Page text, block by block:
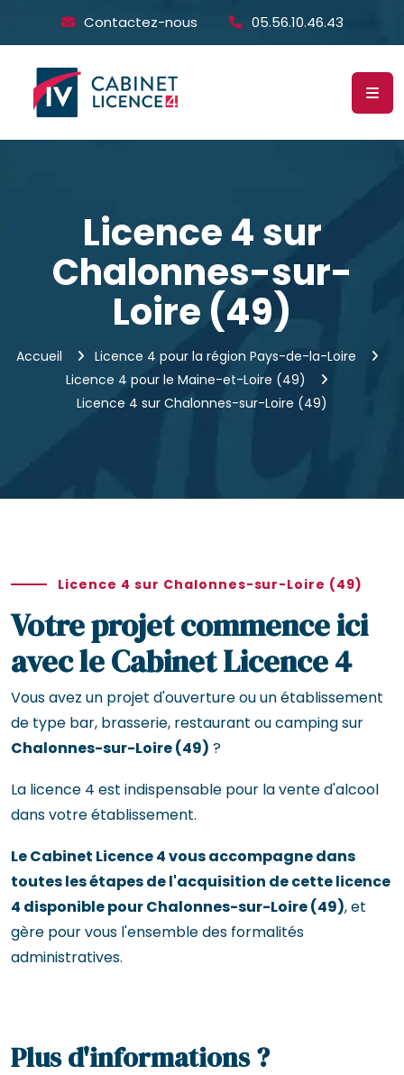
Contactez-nous 05.56.10.46.43
Licence 4 sur
Chalonnes-sur-
Loire (49)
Accueil
Licence 4 pour la région Pays-de-la-Loire
Licence 4 pour le Maine-et-Loire (49)
Licence 4 sur Chalonnes-sur-Loire (49)
Licence 4 sur Chalonnes-sur-Loire (49)
Votre projet commence ici
avec le Cabinet Licence 4
Vous avez un projet d'ouverture ou un établissement
de type bar, brasserie, restaurant ou camping sur
Chalonnes-sur-Loire (49) ?
La licence 4 est indispensable pour la vente d'alcool
dans votre établissement.
Le Cabinet Licence 4 vous accompagne dans
toutes les étapes de l'acquisition de cette licence
4 disponible pour Chalonnes-sur-Loire (49), et
gère pour vous l'ensemble des formalités
administratives.
Plus d'informations ?